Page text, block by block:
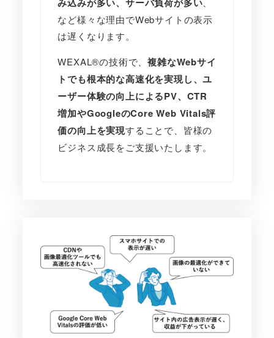
み込みが多い、サーバ負荷が多い
など様々な理由でWebサイトの表示
は遅くなります。
WEXAL®の技術で、複雑なWebサイ
トでも根本的な高速化を実現し、ユ
ーザー体験の向上によるPV、CTR
増加やGoogleのCore Web Vitals評
価の向上を実現することで、皆様の
ビジネス成長をご支援いたします。